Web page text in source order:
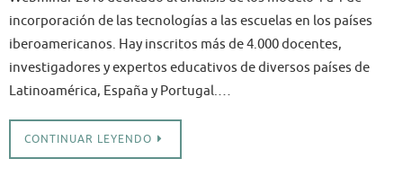
incorporación de las tecnologías a las escuelas en los países
iberoamericanos. Hay inscritos más de 4.000 docentes,
investigadores y expertos educativos de diversos países de
Latinoamérica, España y Portugal.…
CONTINUAR LEYENDO